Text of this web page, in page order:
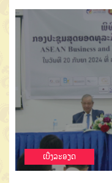
ເບີ່ງລະອຽດ